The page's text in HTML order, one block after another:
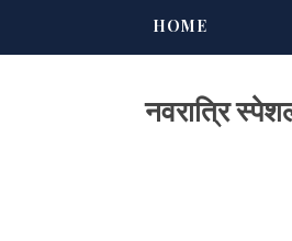
HOME
नवरात्रि